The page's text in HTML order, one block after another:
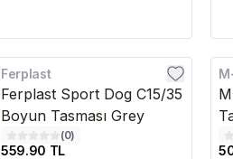
Ferplast
Ferplast Sport Dog C15/35
Boyun Tasması Grey
(0)
559.90 TL